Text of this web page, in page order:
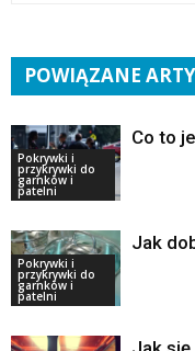
POWIĄZANE
Pokrywki i
przykrywki do
garnków i
patelni
Co to
Pokrywki i
przykrywki do
garnków i
patelni
Jak